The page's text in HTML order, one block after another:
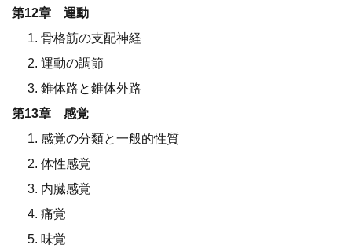
第12章 運動
1. 骨格筋の支配神経
2. 運動の調節
3. 錐体路と錐体外路
第13章 感覚
1. 感覚の分類と一般的性質
2. 体性感覚
3. 内臓感覚
4. 痛覚
5. 味覚